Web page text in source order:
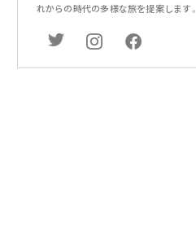
れからの時代の多様な旅を提案します。